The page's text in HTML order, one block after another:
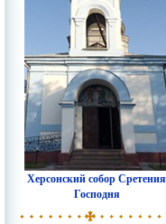
Херсонский собор Сретения
Господня